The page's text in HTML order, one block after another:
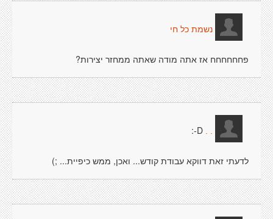
נשמת כל חי
פחחחחחח אז אתה מודה שאתה ממחזר יצירות?
D-:
לדעתי זאת דווקא עבודת קודש... ואכן, ממש כיפיית... ;)